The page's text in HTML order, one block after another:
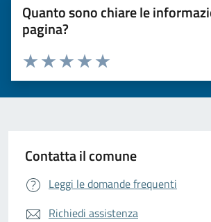
Quanto sono chiare le
pagina?
Valuta da 1 a 5 stelle la pagina
Valuta 5 stelle su 5
Valuta 4 stelle su 5
Valuta 3 stelle su 5
Valuta 2 stelle su 5
Valuta 1 stelle su 5
Contatta il comune
Leggi le domande frequenti
Richiedi assistenza